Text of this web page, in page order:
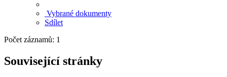
Vybrané dokumenty
Sdílet
Počet záznamů: 1
Související stránky